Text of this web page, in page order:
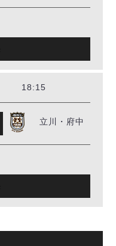
18:15
立川・府中